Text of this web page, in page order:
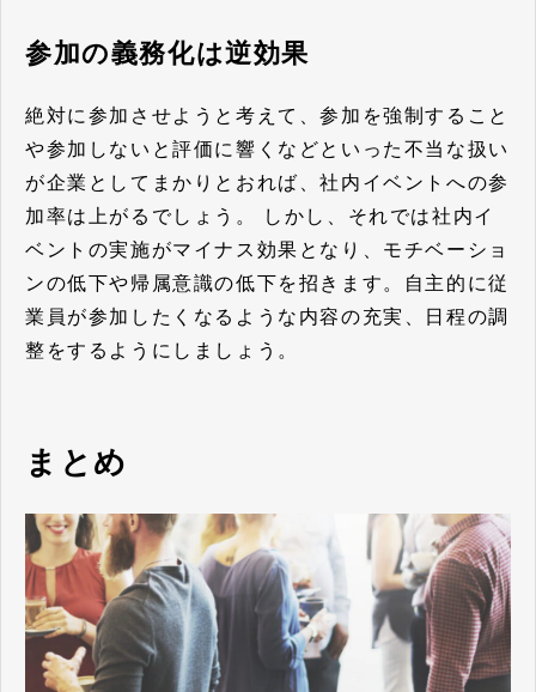
参加の義務化は逆効果
絶対に参加させようと考えて、参加を強制すること
や参加しないと評価に響くなどといった不当な扱い
が企業としてまかりとおれば、社内イベントへの参
加率は上がるでしょう。 しかし、それでは社内イ
ベントの実施がマイナス効果となり、モチベーショ
ンの低下や帰属意識の低下を招きます。自主的に従
業員が参加したくなるような内容の充実、日程の調
整をするようにしましょう。
まとめ